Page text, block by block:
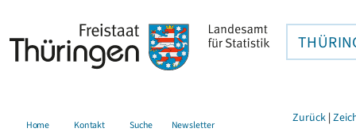
Home Kontakt Suche Newsletter Zurück |